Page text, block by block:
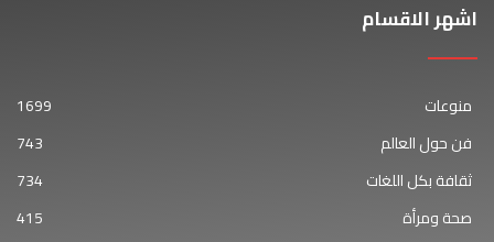
اشهر الاقسام
منوعات
1699
فن حول العالم
743
ثقافة بكل اللغات
734
صحة ومرأة
415